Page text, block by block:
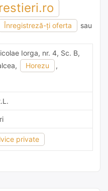
Înregistreză-ți oferta
sau
Iorga, nr. 4, Sc. B,
Horezu
,
private